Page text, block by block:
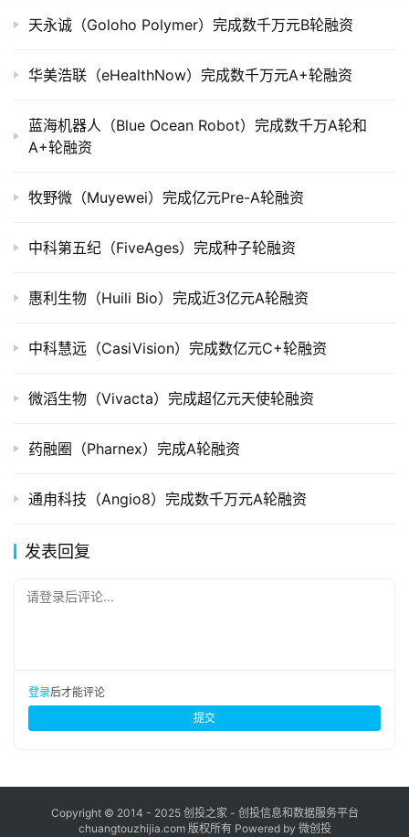
司
市
创
投
业
院
天永诚（Goloho Polymer）完成数千万元B轮融资
华美浩联（eHealthNow）完成数千万元A+轮融资
蓝海机器人（Blue Ocean Robot）完成数千万A轮和
A+轮融资
牧野微（Muyewei）完成亿元Pre-A轮融资
中科第五纪（FiveAges）完成种子轮融资
惠利生物（Huili Bio）完成近3亿元A轮融资
中科慧远（CasiVision）完成数亿元C+轮融资
微滔生物（Vivacta）完成超亿元天使轮融资
药融圈（Pharnex）完成A轮融资
通甪科技（Angio8）完成数千万元A轮融资
发表回复
请登录后评论...
登录后才能评论
提交
Copyright © 2014 - 2025 创投之家 - 创投信息和数据服务平台
chuangtouzhijia.com 版权所有 Powered by 微创投